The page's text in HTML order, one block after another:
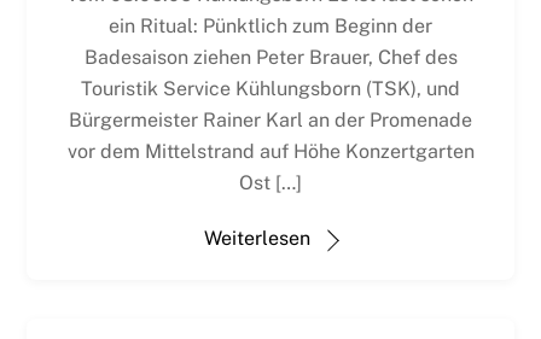
ein Ritual: Pünktlich zum Beginn der
Badesaison ziehen Peter Brauer, Chef des
Touristik Service Kühlungsborn (TSK), und
Bürgermeister Rainer Karl an der Promenade
vor dem Mittelstrand auf Höhe Konzertgarten
Ost […]
Weiterlesen